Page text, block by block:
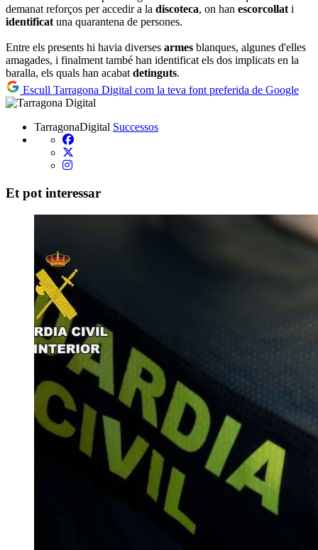
demanat reforços per accedir a la discoteca, on han escorcollati
identificatuna quarantena de persones.
Entre els presents hi havia diverses armes blanques, algunes d'elles
amagades, i finalment també han identificat els dos implicats en la
baralla, els quals han acabatdetinguts.
Escull Tarragona Digital com la teva font preferida de Google
TarragonaDigital Successos
Et pot interessar